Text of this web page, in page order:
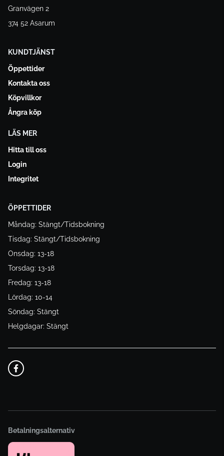
Granvägen 2
374 52 Asarum
KUNDTJÄNST
Öppettider
Kontakta oss
Köpvillkor
Ångra köp
LÄS MER
Hitta till oss
Login
Integritet
ÖPPETTIDER
Måndag: Stängt/Tidsbokning
Tisdag: Stängt/Tidsbokning
Onsdag: 13-18
Torsdag: 13-18
Fredag: 13-18
Lördag: 10-14
Söndag: Stängt
Helgdagar: Stängt
Betalningsalternativ